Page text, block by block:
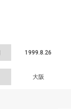
1999.8.26
大阪